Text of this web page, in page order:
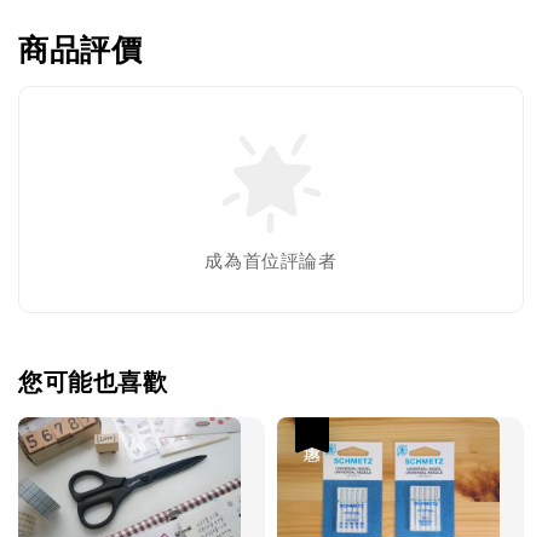
商品評價
成為首位評論者
您可能也喜歡